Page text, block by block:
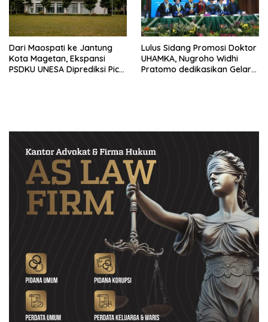
Dari Maospati ke Jantung
Kota Magetan, Ekspansi
PSDKU UNESA Diprediksi Picu
Lulus Sidang Promosi Doktor
UHAMKA, Nugroho Widhi
Pratomo dedikasikan Gelar